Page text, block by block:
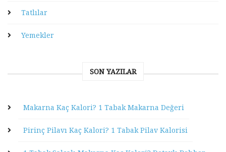
Tatlılar
Yemekler
SON YAZILAR
Makarna Kaç Kalori? 1 Tabak Makarna Değeri
Pirinç Pilavı Kaç Kalori? 1 Tabak Pilav Kalorisi